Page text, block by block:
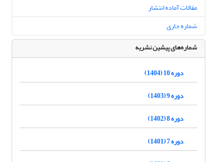
مقالات آماده انتشار
شماره جاری
شماره‌های پیشین نشریه
دوره 10 (1404)
دوره 9 (1403)
دوره 8 (1402)
دوره 7 (1401)